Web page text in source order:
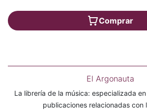
Comprar
El Argonauta
La librería de la música: especializada
publicaciones relacionadas con